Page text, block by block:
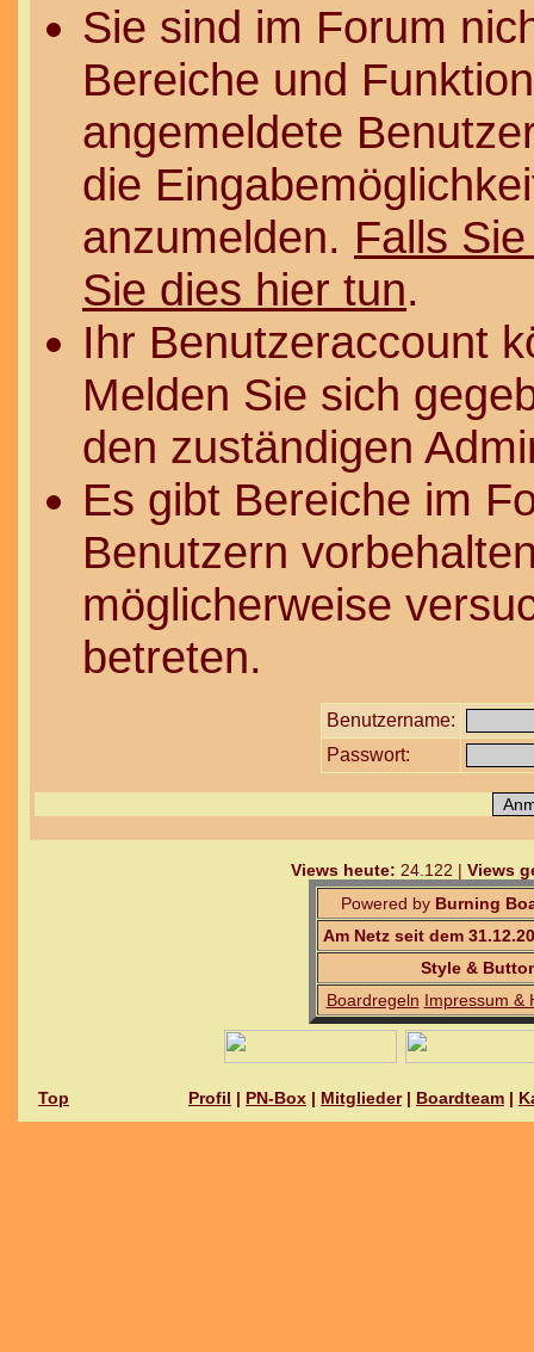
Sie sind im Forum
Bereiche und
angemeldete
die
anzumelden. Falls
Sie dies hier tun.
Ihr Benutzeraccount
Melden Sie sich
den zuständigen
Es gibt Bereiche im
Benutzern
möglicherweise
betreten.
Benutzername:
Passwort:
Views heute: 24.122 | Views
Powered by Burning
Am Netz seit dem
Style &
Boardregeln Impressum &
Top Profil | PN-Box | Mitglieder| Boardteam |